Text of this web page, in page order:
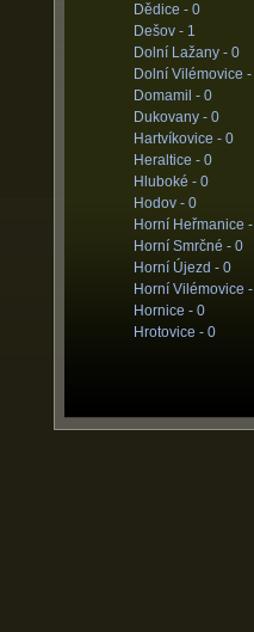
Dědice - 0
Dešov - 1
Dolní Lažany - 0
Dolní Vilémovice -
Domamil - 0
Dukovany - 0
Hartvíkovice - 0
Heraltice - 0
Hluboké - 0
Hodov - 0
Horní Heřmanice -
Horní Smrčné - 0
Horní Újezd - 0
Horní Vilémovice -
Hornice - 0
Hrotovice - 0